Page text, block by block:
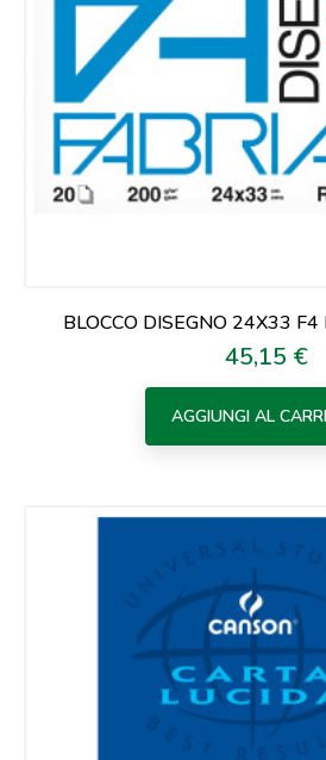
BLOCCO DISEGNO 24X33
Prezzo
45,15 €
AGGIUNGI AL